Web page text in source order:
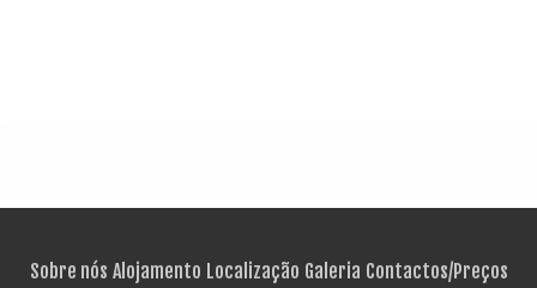
Sobre nós Alojamento Localização Galeria Contactos/Preços